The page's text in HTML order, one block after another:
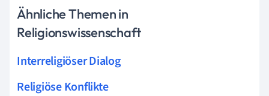
Ähnliche Themen in
Religionswissenschaft
Interreligiöser Dialog
Religiöse Konflikte